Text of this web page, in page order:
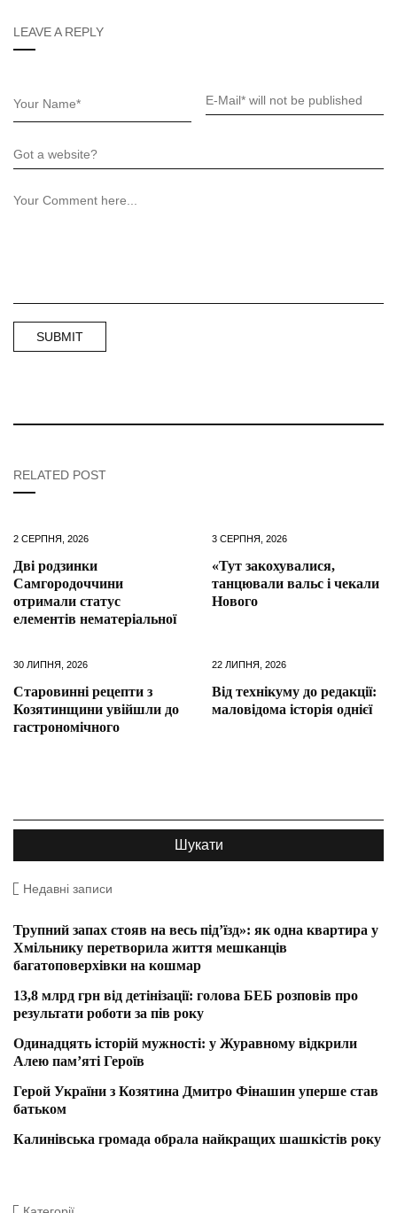
LEAVE A REPLY
RELATED POST
2 СЕРПНЯ, 2026
Дві родзинки
Самгородоччини
отримали статус
елементів нематеріальної
3 СЕРПНЯ, 2026
«Тут закохувалися,
танцювали вальс і чекали
Нового
30 ЛИПНЯ, 2026
Старовинні рецепти з
Козятинщини увійшли до
гастрономічного
22 ЛИПНЯ, 2026
Від технікуму до редакції:
маловідома історія однієї
Недавні записи
Трупний запах стояв на весь під’їзд»: як одна квартира у
Хмільнику перетворила життя мешканців
багатоповерхівки на кошмар
13,8 млрд грн від детінізації: голова БЕБ розповів про
результати роботи за пів року
Одинадцять історій мужності: у Журавному відкрили
Алею пам’яті Героїв
Герой України з Козятина Дмитро Фінашин уперше став
батьком
Калинівська громада обрала найкращих шашкістів року